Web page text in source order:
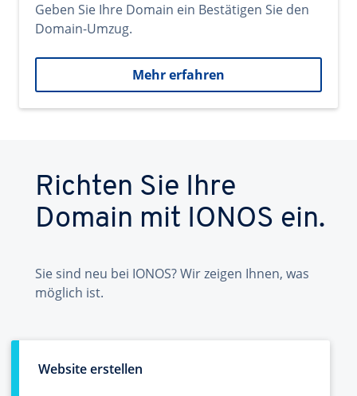
Geben Sie Ihre Domain ein Bestätigen Sie den
Domain-Umzug.
Mehr erfahren
Richten Sie Ihre
Domain mit IONOS ein.
Sie sind neu bei IONOS? Wir zeigen Ihnen, was
möglich ist.
Website erstellen